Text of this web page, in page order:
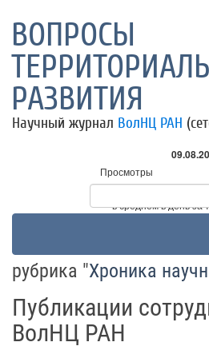
ВОПРОСЫ
РАЗВИТИЯ
Научный журнал ВолНЦ РАН
Просмотры
Посетители
* - в среднем в день за
рубрика "Хроника
Публикации
ВолНЦ РАН